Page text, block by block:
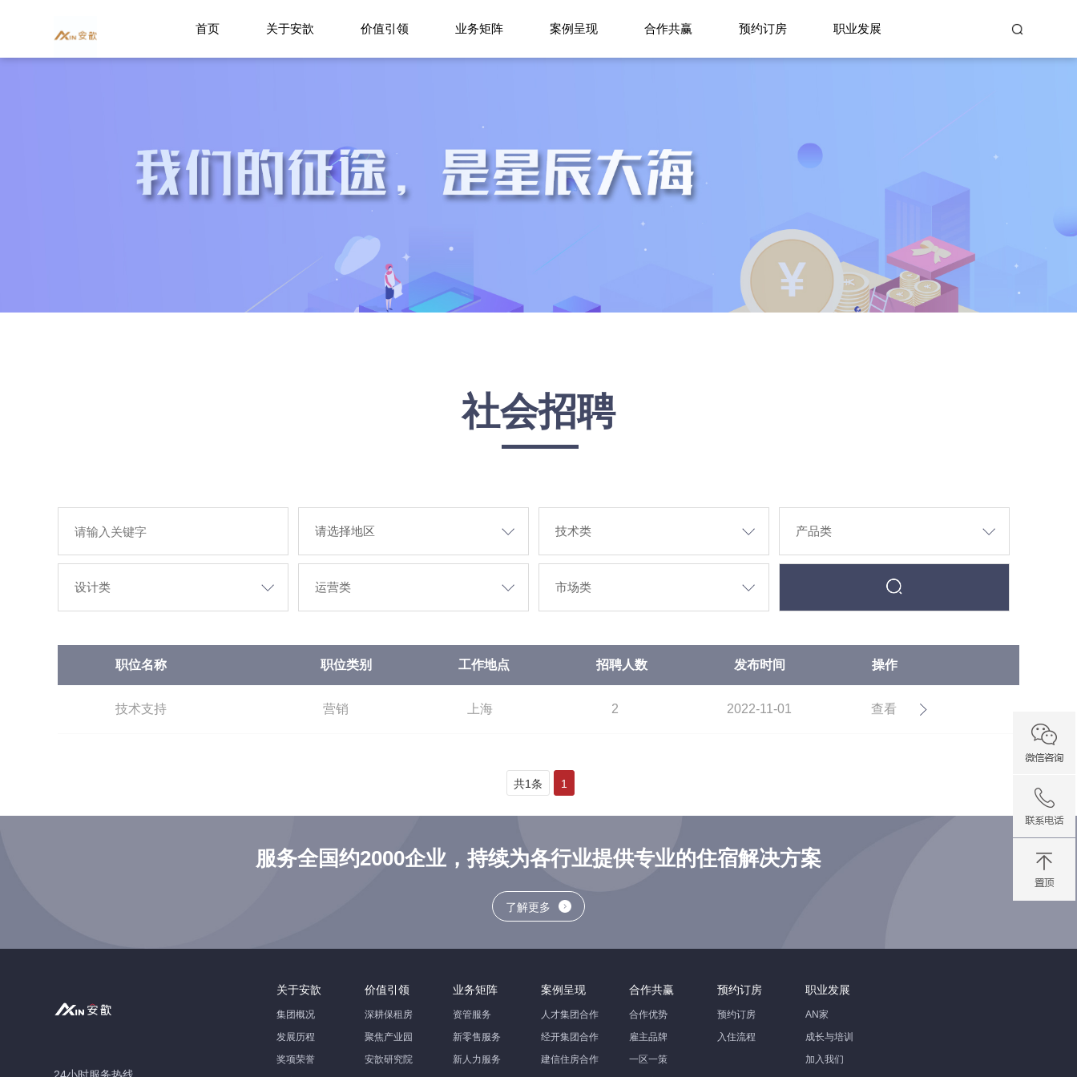
首页 关于安歆 价值引领 业务矩阵 案例呈现 合作共赢 预约订房 职业发展
社会招聘
职位名称 职位类别 工作地点 招聘人数 发布时间 操作
技术支持 营销 上海 2 2022-11-01 查看
共1条 1
服务全国约2000企业，持续为各行业提供专业的住宿解决方案
了解更多
关于安歆
集团概况
发展历程
奖项荣誉
价值引领
深耕保租房
聚焦产业园
安歆研究院
业务矩阵
资管服务
新零售服务
新人力服务
案例呈现
人才集团合作
经开集团合作
建信住房合作
合作共赢
合作优势
雇主品牌
一区一策
预约订房
预约订房
入住流程
职业发展
AN家
成长与培训
加入我们